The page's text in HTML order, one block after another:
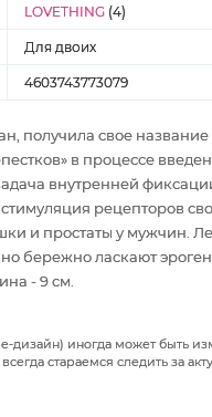
LOVETHING (4)
Для двоих
4603743773079
получила свое название
в процессе
внутренней
рецепторов
и простаты у мужчин.
бережно ласкают
- 9 см.
дизайн) иногда может быть
стараемся следить за